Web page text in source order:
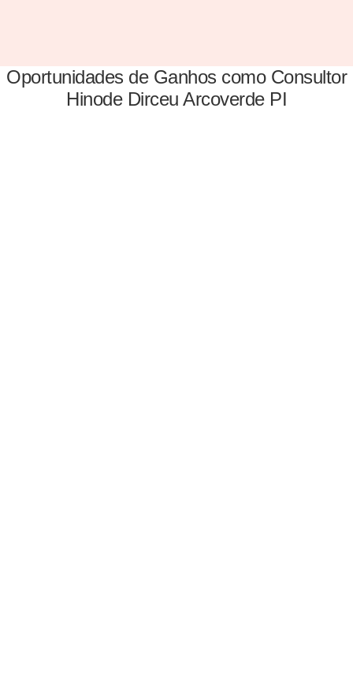
Oportunidades de Ganhos como Consultor
Hinode Dirceu Arcoverde PI